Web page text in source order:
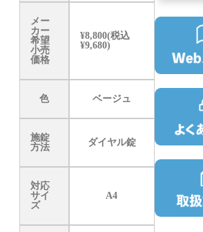
メー
カー
希望
小売
価格
¥8,800(税込
¥9,680)
色 ベージュ
施錠
方法
ダイヤル錠
対応
サイ
ズ
A4